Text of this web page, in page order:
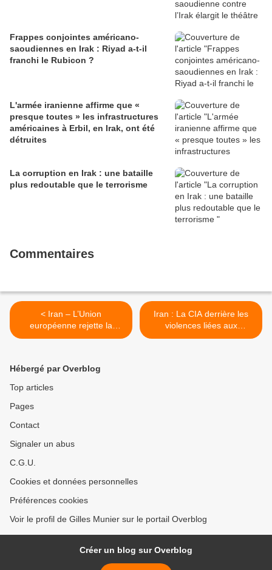
Frappes conjointes américano-
saoudiennes en Irak : Riyad a-t-il
franchi le Rubicon ?
L'armée iranienne affirme que «
presque toutes » les infrastructures
américaines à Erbil, en Irak, ont été
détruites
La corruption en Irak : une bataille
plus redoutable que le terrorisme
Commentaires
< Iran – L’Union
européenne rejette la
marche des Etats-Unis vers
Iran : La CIA derrière les
violences liées aux
manifestations >
Hébergé par Overblog
Top articles
Pages
Contact
Signaler un abus
C.G.U.
Cookies et données personnelles
Préférences cookies
Voir le profil de Gilles Munier sur le portail Overblog
Créer un blog sur Overblog